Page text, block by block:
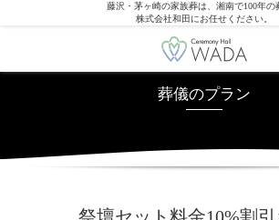
藤沢・茅ヶ崎の家族葬は、湘南で100年の
株式会社和田にお任せください。
葬儀のプラン